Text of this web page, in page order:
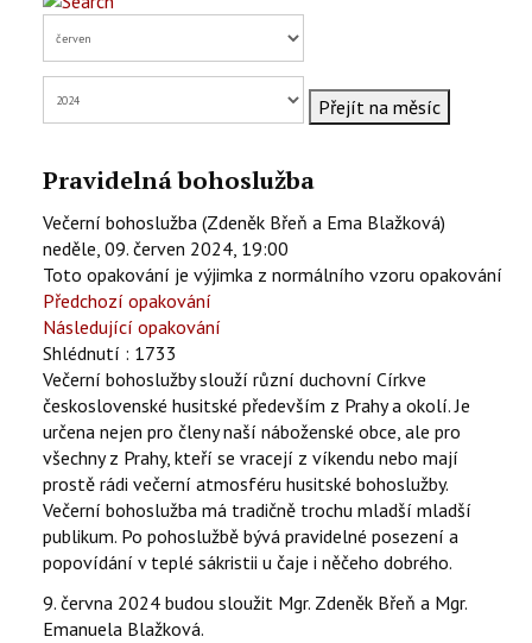
KONTAKTY
EN
Přejít na měsíc
Pravidelná bohoslužba
Večerní bohoslužba (Zdeněk Břeň a Ema Blažková)
neděle, 09. červen 2024, 19:00
Toto opakování je výjimka z normálního vzoru opakování
Předchozí opakování
Následující opakování
Shlédnutí : 1733
Večerní bohoslužby slouží různí duchovní Církve
československé husitské především z Prahy a okolí. Je
určena nejen pro členy naší náboženské obce, ale pro
všechny z Prahy, kteří se vracejí z víkendu nebo mají
prostě rádi večerní atmosféru husitské bohoslužby.
Večerní bohoslužba má tradičně trochu mladší mladší
publikum. Po pohoslužbě bývá pravidelné posezení a
popovídání v teplé sákristii u čaje i něčeho dobrého.
9. června 2024 budou sloužit Mgr. Zdeněk Břeň a Mgr.
Emanuela Blažková.